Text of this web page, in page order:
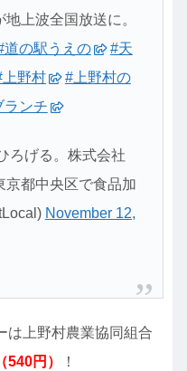
上波全国放送に。
道の駅うえの
#天
上野村
#上野村の
ランチ
ろげる。株式会社
都中央区で食品加
November 12,
は上野村農業協同組合
円） ！